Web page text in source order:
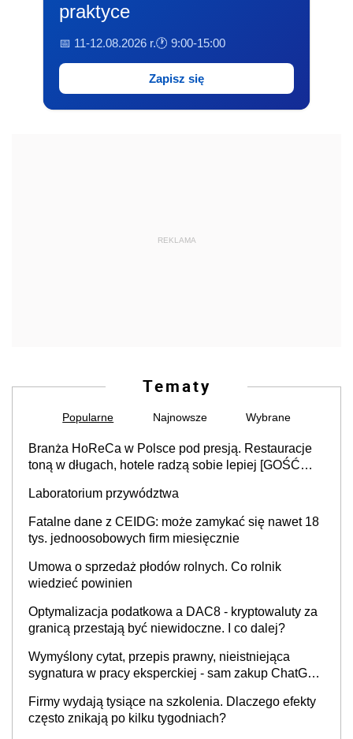
praktyce
📅 11-12.08.2026 r.🕐 9:00-15:00
Zapisz się
REKLAMA
Tematy
Popularne Najnowsze Wybrane
Branża HoReCa w Polsce pod presją. Restauracje
toną w długach, hotele radzą sobie lepiej [GOŚĆ
Laboratorium przywództwa
Fatalne dane z CEIDG: może zamykać się nawet 18
tys. jednoosobowych firm miesięcznie
Umowa o sprzedaż płodów rolnych. Co rolnik
wiedzieć powinien
Optymalizacja podatkowa a DAC8 - kryptowaluty za
granicą przestają być niewidoczne. I co dalej?
Wymyślony cytat, przepis prawny, nieistniejąca
sygnatura w pracy eksperckiej - sam zakup ChatGPT
Firmy wydają tysiące na szkolenia. Dlaczego efekty
często znikają po kilku tygodniach?